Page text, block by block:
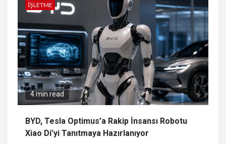
İŞLETME
4 min read
BYD, Tesla Optimus’a Rakip İnsansı Robotu
Xiao Di’yi Tanıtmaya Hazırlanıyor